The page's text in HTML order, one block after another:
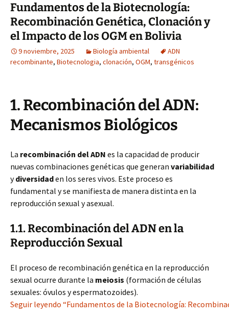
Fundamentos de la Biotecnología:
Recombinación Genética, Clonación y
el Impacto de los OGM en Bolivia
9 noviembre, 2025 Biología ambiental
ADN
recombinante, Biotecnologia, clonación, OGM, transgénicos
1. Recombinación del ADN:
Mecanismos Biológicos
La recombinación del ADN es la capacidad de producir
nuevas combinaciones genéticas que generan variabilidad
ydiversidaden los seres vivos. Este proceso es
fundamental y se manifiesta de manera distinta en la
reproducción sexual y asexual.
1.1. Recombinación del ADN en la
Reproducción Sexual
El proceso de recombinación genética en la reproducción
sexual ocurre durante la meiosis (formación de células
sexuales: óvulos y espermatozoides).
Seguir leyendo “Fundamentos de la Biotecnología: